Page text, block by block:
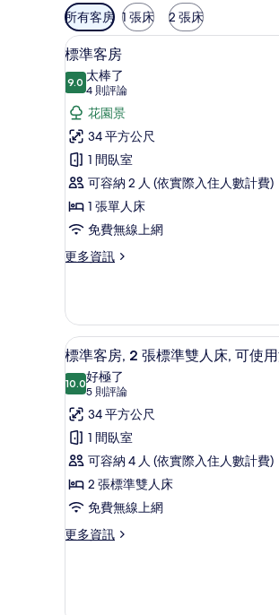
可
用
的
客
房
篩
選
條
件
所有客房 1 張床 2 張床
顯
示
標
準
客
房
的
所
有
相
迷你
9
標準客房
9.09.0 分，滿分 10 分
太棒了
4 則評論
(4
則
評
論)
花園景
34 平方公尺
1 間臥室
可容納 2 人 (依實際入住人數計費)
1 張單人床
免費無線上網
更多資訊
更
客
房
的
情
顯
示
標
準
客
房,
2
張
標
迷你
9
標準客房, 2 張標準雙人床, 可使
10.010.0 分，滿分 10 分
好極了
5 則評論
(5
則
評
論)
34 平方公尺
1 間臥室
可容納 4 人 (依實際入住人數計費)
2 張標準雙人床
免費無線上網
更多資訊
更